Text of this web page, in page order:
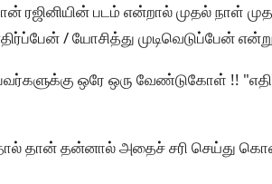
ரஜினியின் படம் என்றால் முதல் நாள்
/ யோசித்து முடிவெடுப்பேன்
ஒரே ஒரு வேண்டுகோள் !!
தான் தன்னால் அதைச் சரி செய்து